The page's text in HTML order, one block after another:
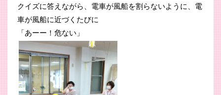
クイズに答えながら、電車が風船を割らないように、電
車が風船に近づくたびに
「あーー！危ない」